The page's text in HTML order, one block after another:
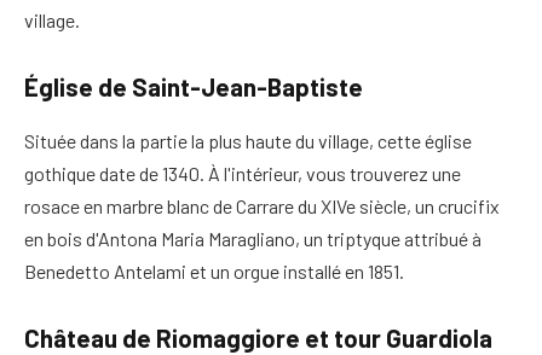
village.
Église de Saint-Jean-Baptiste
Située dans la partie la plus haute du village, cette église
gothique date de 1340. À l'intérieur, vous trouverez une
rosace en marbre blanc de Carrare du XIVe siècle, un crucifix
en bois d'Antona Maria Maragliano, un triptyque attribué à
Benedetto Antelami et un orgue installé en 1851.
Château de Riomaggiore et tour Guardiola